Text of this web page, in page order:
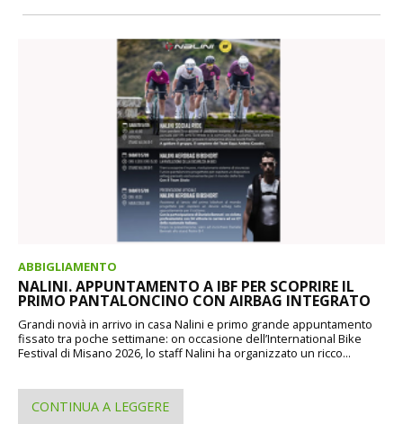
ABBIGLIAMENTO
NALINI. APPUNTAMENTO A IBF PER SCOPRIRE IL
PRIMO PANTALONCINO CON AIRBAG INTEGRATO
Grandi novià in arrivo in casa Nalini e primo grande appuntamento
fissato tra poche settimane: on occasione dell’International Bike
Festival di Misano 2026, lo staff Nalini ha organizzato un ricco...
CONTINUA A LEGGERE